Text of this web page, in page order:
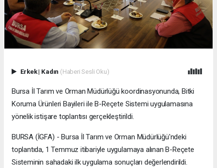
Erkek| Kadın (Haberi Sesli Oku)
Bursa İl Tarım ve Orman Müdürlüğü koordinasyonunda, Bitki
Koruma Ürünleri Bayileri ile B-Reçete Sistemi uygulamasına
yönelik istişare toplantısı gerçekleştirildi.
BURSA (İGFA) - Bursa İl Tarım ve Orman Müdürlüğü'ndeki
toplantıda, 1 Temmuz itibariyle uygulamaya alınan B-Reçete
Sisteminin sahadaki ilk uygulama sonuçları değerlendirildi.